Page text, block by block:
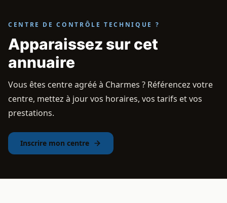
CENTRE DE CONTRÔLE TECHNIQUE ?
Apparaissez sur cet
annuaire
Vous êtes centre agréé à Charmes ? Référencez votre
centre, mettez à jour vos horaires, vos tarifs et vos
prestations.
Inscrire mon centre